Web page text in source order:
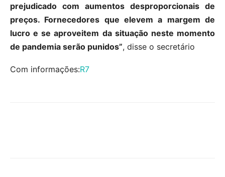
prejudicado com aumentos desproporcionais de
preços. Fornecedores que elevem a margem de
lucro e se aproveitem da situação neste momento
de pandemia serão punidos”, disse o secretário
Com informações:R7